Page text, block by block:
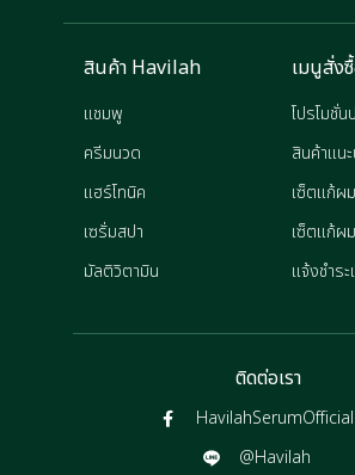
สินค้า Havilah
แชมพู
ครีมนวด
แฮร์โทนิค
เซรั่มสปา
มัลติวิตามิน
เมนูสั่ง
โปรโมชั่น
สินค้าแน
เซ็ตแก้ผ
เซ็ตแก้ผ
แจ้งชำระ
ติดต่อเรา
HavilahSerumOfficial
@Havilah